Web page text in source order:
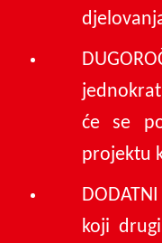
će se
projektu
koji